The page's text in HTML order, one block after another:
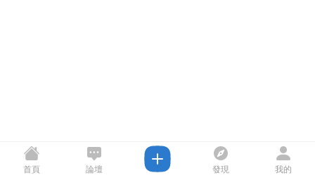
首頁 論壇 發現 我的